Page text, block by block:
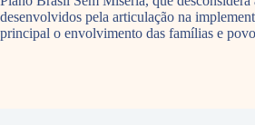
desenvolvidos pela articulação na
principal o envolvimento das famílias e